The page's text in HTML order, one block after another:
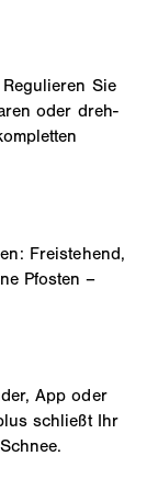
Sie
oder dreh-
Freistehend,
Pfosten –
App oder
schließt Ihr